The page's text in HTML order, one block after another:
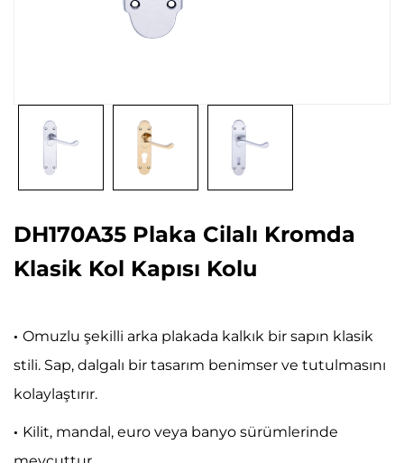
DH170A35 Plaka Cilalı Kromda
Klasik Kol Kapısı Kolu
· Omuzlu şekilli arka plakada kalkık bir sapın klasik
stili. Sap, dalgalı bir tasarım benimser ve tutulmasını
kolaylaştırır.
· Kilit, mandal, euro veya banyo sürümlerinde